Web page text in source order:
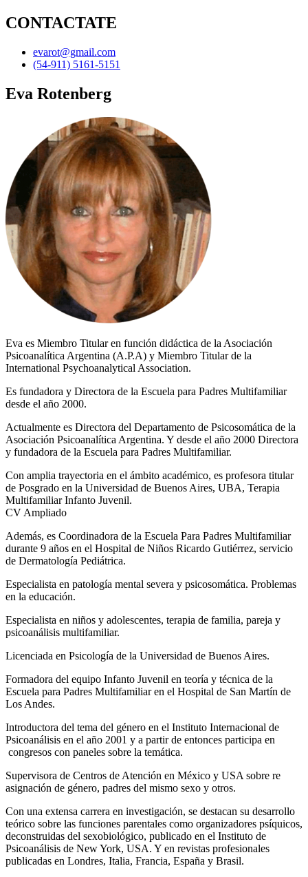
CONTACTATE
evarot@gmail.com
(54-911) 5161-5151
Eva Rotenberg
Eva es Miembro Titular en función didáctica de la Asociación
Psicoanalítica Argentina (A.P.A) y Miembro Titular de la
International Psychoanalytical Association.
Es fundadora y Directora de la Escuela para Padres Multifamiliar
desde el año 2000.
Actualmente es Directora del Departamento de Psicosomática de la
Asociación Psicoanalítica Argentina. Y desde el año 2000 Directora
y fundadora de la Escuela para Padres Multifamiliar.
Con amplia trayectoria en el ámbito académico, es profesora titular
de Posgrado en la Universidad de Buenos Aires, UBA, Terapia
Multifamiliar Infanto Juvenil.
CV Ampliado
Además, es Coordinadora de la Escuela Para Padres Multifamiliar
durante 9 años en el Hospital de Niños Ricardo Gutiérrez, servicio
de Dermatología Pediátrica.
Especialista en patología mental severa y psicosomática. Problemas
en la educación.
Especialista en niños y adolescentes, terapia de familia, pareja y
psicoanálisis multifamiliar.
Licenciada en Psicología de la Universidad de Buenos Aires.
Formadora del equipo Infanto Juvenil en teoría y técnica de la
Escuela para Padres Multifamiliar en el Hospital de San Martín de
Los Andes.
Introductora del tema del género en el Instituto Internacional de
Psicoanálisis en el año 2001 y a partir de entonces participa en
congresos con paneles sobre la temática.
Supervisora de Centros de Atención en México y USA sobre re
asignación de género, padres del mismo sexo y otros.
Con una extensa carrera en investigación, se destacan su desarrollo
teórico sobre las funciones parentales como organizadores psíquicos,
deconstruidas del sexobiológico, publicado en el Instituto de
Psicoanálisis de New York, USA. Y en revistas profesionales
publicadas en Londres, Italia, Francia, España y Brasil.